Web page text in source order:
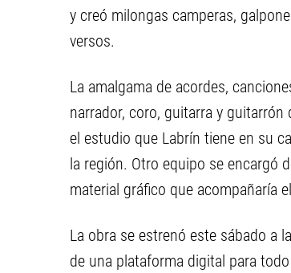
y creó milongas camperas,
versos.
La amalgama de acordes,
narrador, coro, guitarra y
el estudio que Labrín tiene en su
la región. Otro equipo se encargó
material gráfico que acompañaría
La obra se estrenó este sábado a
de una plataforma digital para